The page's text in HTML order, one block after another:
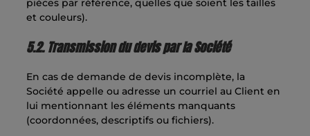
pièces par référence, quelles que soient les tailles
et couleurs).
5.2. Transmission du devis par la Société
En cas de demande de devis incomplète, la
Société appelle ou adresse un courriel au Client en
lui mentionnant les éléments manquants
(coordonnées, descriptifs ou fichiers).